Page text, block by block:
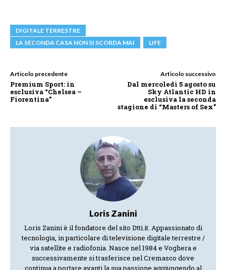
DIGITALE TERRESTRE
LA SECONDA CASA NON SI SCORDA MAI
LIFE
Articolo precedente
Premium Sport: in
esclusiva “Chelsea –
Fiorentina”
Articolo successivo
Dal mercoledì 5 agosto su
Sky Atlantic HD in
esclusiva la seconda
stagione di “Masters of Sex”
Loris Zanini
Loris Zanini è il fondatore del sito Dtti.it. Appassionato di
tecnologia, in particolare di televisione digitale terrestre /
via satellite e radiofonia. Nasce nel 1984 e Voghera e
successivamente si trasferisce nel Cremasco dove
continua a portare avanti la sua passione aggiungendo al